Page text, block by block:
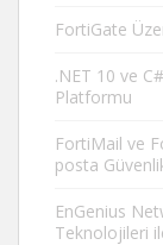
FortiGate
.NET 10 ve
Platformu
FortiMail ve
posta
EnGenius
Teknolojileri